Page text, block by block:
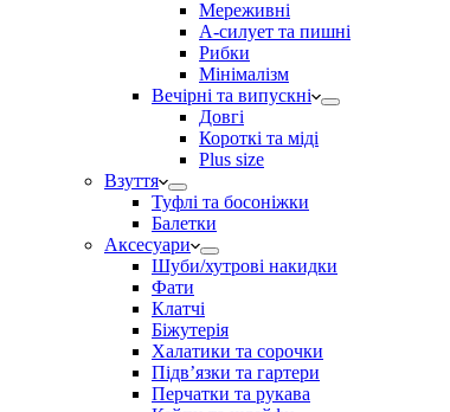
Мереживні
А-силует та пишні
Рибки
Мінімалізм
Вечірні та випускні
Довгі
Короткі та міді
Plus size
Взуття
Туфлі та босоніжки
Балетки
Аксесуари
Шуби/хутрові накидки
Фати
Клатчі
Біжутерія
Халатики та сорочки
Підвʼязки та гартери
Перчатки та рукава